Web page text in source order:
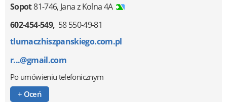
Sopot81-746, Jana z Kolna 4A
602-454-549 58 550-49-81
tlumaczhiszpanskiego.com.pl
r...@gmail.com
Po umówieniu telefonicznym
+ Oceń